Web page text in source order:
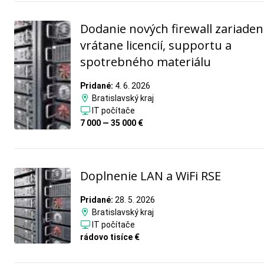
Dodanie nových firewall
vrátane licencií, supportu a
spotrebného materiálu
Pridané: 4. 6. 2026
Bratislavský kraj
IT počítače
7 000 — 35 000 €
Doplnenie LAN a WiFi RSE
Pridané: 28. 5. 2026
Bratislavský kraj
IT počítače
rádovo tisíce €